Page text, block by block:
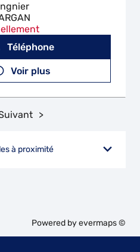
Téléphone
Voir plus
à proximité
Powered byevermaps ©